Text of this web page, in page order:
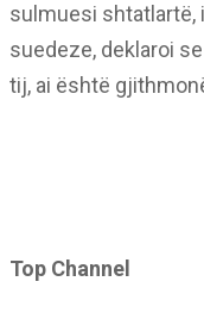
sulmuesi shtatlartë,
suedeze, deklaroi
tij, ai është
Top Channel